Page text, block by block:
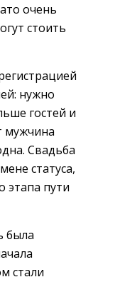
очень
стоить
нужно
гостей и
мужчина
Свадьба
статуса,
этапа пути
была
стали